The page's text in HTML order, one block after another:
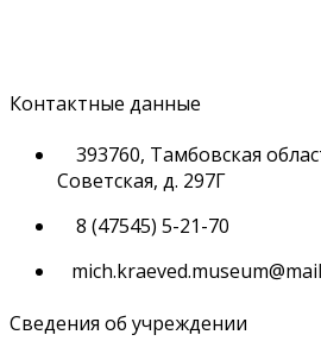
Контактные данные
393760, Тамбовская
Советская, д. 297Г
8 (47545) 5-21-70
Сведения об учреждении